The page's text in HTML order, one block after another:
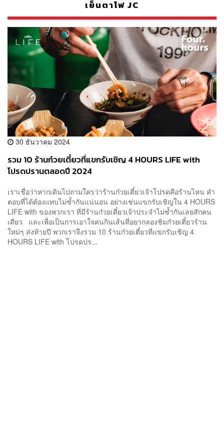
เย็นตาโฟ JC
30 ธันวาคม 2024
รวม 10 ร้านก๋วยเตี๋ยวที่แขกรับเชิญ 4 HOURS LIFE with
โปรดปรานตลอดปี 2024
เราเชื่อว่าหากเดินไปถามใครว่าร้านก๋วยเตี๋ยวเจ้าโปรดคือร้านไหน คำ
ตอบที่ได้ต้องแทบไม่ซ้ำกันแน่นอน อย่างเช่นแขกรับเชิญใน 4 HOURS
LIFE with ของพวกเรา ที่มีร้านก๋วยเตี๋ยวเจ้าประจำไม่ซ้ำกันเลยสักคน
เดียว และเพื่อเป็นการเอาใจคนกินเส้นที่อยากลองชิมก๋วยเตี๋ยวร้าน
ใหม่ๆ ส่งท้ายปี พวกเราจึงรวม 10 ร้านก๋วยเตี๋ยวที่แขกรับเชิญ 4
HOURS LIFE with โปรดปร...